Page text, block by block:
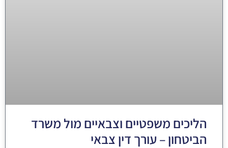
הליכים משפטיים וצבאיים מול משרד
הביטחון – עורך דין צבאי